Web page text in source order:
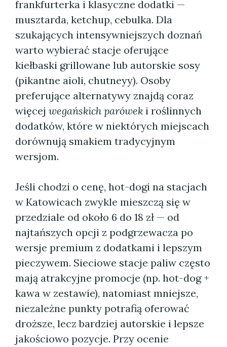
frankfurterka i klasyczne dodatki —
musztarda, ketchup, cebulka. Dla
szukających intensywniejszych doznań
warto wybierać stacje oferujące
kiełbaski grillowane lub autorskie sosy
(pikantne aioli, chutneyy). Osoby
preferujące alternatywy znajdą coraz
więcej wegańskich parówek i roślinnych
dodatków, które w niektórych miejscach
dorównują smakiem tradycyjnym
wersjom.
Jeśli chodzi o cenę, hot-dogi na stacjach
w Katowicach zwykle mieszczą się w
przedziale od około 6 do 18 zł — od
najtańszych opcji z podgrzewacza po
wersje premium z dodatkami i lepszym
pieczywem. Sieciowe stacje paliw często
mają atrakcyjne promocje (np. hot-dog +
kawa w zestawie), natomiast mniejsze,
niezależne punkty potrafią oferować
droższe, lecz bardziej autorskie i lepsze
jakościowo pozycje. Przy ocenie